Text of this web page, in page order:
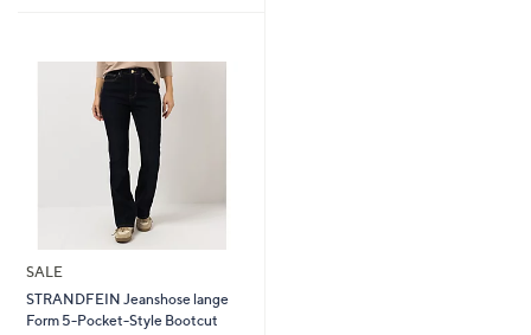
SALE
STRANDFEIN Jeanshose lange
Form 5-Pocket-Style Bootcut